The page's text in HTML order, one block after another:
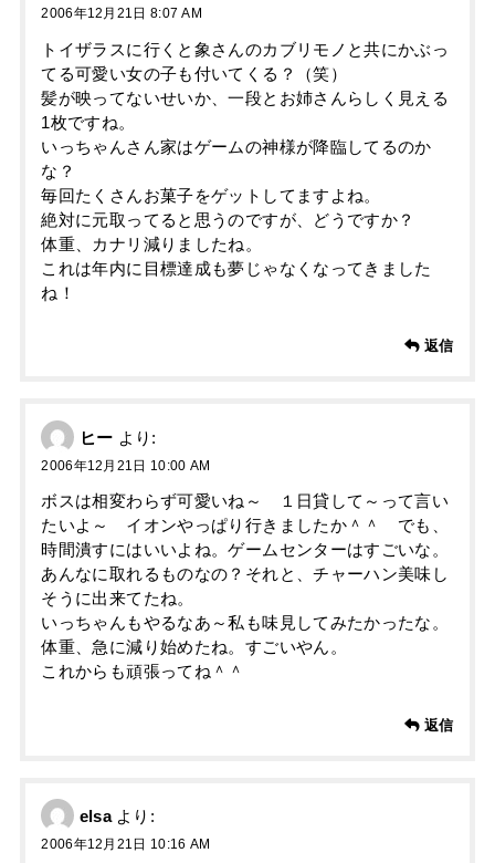
2006年12月21日 8:07 AM
トイザラスに行くと象さんのカブリモノと共にかぶっ
てる可愛い女の子も付いてくる？（笑）
髪が映ってないせいか、一段とお姉さんらしく見える
1枚ですね。
いっちゃんさん家はゲームの神様が降臨してるのか
な？
毎回たくさんお菓子をゲットしてますよね。
絶対に元取ってると思うのですが、どうですか？
体重、カナリ減りましたね。
これは年内に目標達成も夢じゃなくなってきました
ね！
返信
ヒー より:
2006年12月21日 10:00 AM
ボスは相変わらず可愛いね～ １日貸して～って言い
たいよ～ イオンやっぱり行きましたか＾＾ でも、
時間潰すにはいいよね。ゲームセンターはすごいな。
あんなに取れるものなの？それと、チャーハン美味し
そうに出来てたね。
いっちゃんもやるなあ～私も味見してみたかったな。
体重、急に減り始めたね。すごいやん。
これからも頑張ってね＾＾
返信
elsa より:
2006年12月21日 10:16 AM